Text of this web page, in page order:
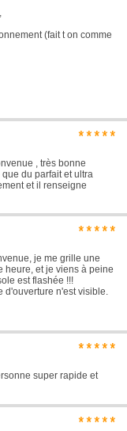
(fait t on comme
*****
, très bonne
du parfait et ultra
et il renseigne
*****
je me grille une
heure, et je viens à peine
est flashée !!!
d'ouverture n'est visible.
*****
super rapide et
*****